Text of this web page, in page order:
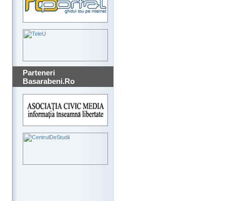
Parteneri
Basarabeni.Ro